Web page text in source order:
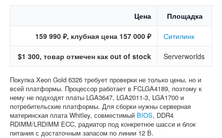
Цена Площадка
159 990 ₽, клубная цена 157 000 ₽ Ситилинк
$1 300, товар отмечен как out of stock Serverworlds
Покупка Xeon Gold 6326 требует проверки не только цены, но и
всей платформы. Процессор работает в FCLGA4189, поэтому к
нему не подходят платы LGA3647, LGA2011-3, LGA1700 и
потребительские платформы. Для сборки нужны серверная
материнская плата Whitley, совместимый BIOS, DDR4
RDIMM/LRDIMM ECC, радиатор под конкретное шасси и блок
питания с достаточным запасом по линии 12 В.